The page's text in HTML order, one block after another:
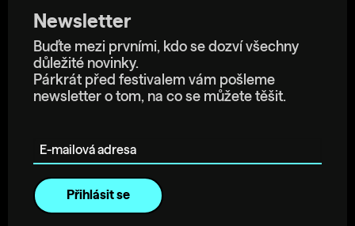
Newsletter
Buďte mezi prvními, kdo se dozví všechny
důležité novinky.
Párkrát před festivalem vám pošleme
newsletter o tom, na co se můžete těšit.